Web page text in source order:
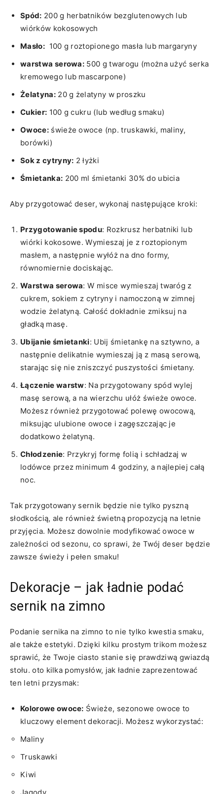
Spód: 200 g‌ herbatników bezglutenowych ​lub
wiórków kokosowych
Masło:​ 100 g ‍roztopionego masła ⁢lub margaryny
warstwa ⁣serowa: 500 g twarogu (można użyć serka
kremowego lub mascarpone)
Żelatyna:20 g żelatyny w proszku
Cukier: 100 g cukru (lub według smaku)
Owoce:świeże‌ owoce ⁤(np. truskawki, maliny,
borówki)
Sok z cytryny: 2 łyżki
Śmietanka: 200 ml śmietanki 30% do ubicia
Aby przygotować deser, wykonaj następujące kroki:
Przygotowanie spodu: Rozkrusz herbatniki ‍lub
wiórki‌ kokosowe. Wymieszaj je z roztopionym
masłem, a następnie wyłóż na⁤ dno formy,
równomiernie‌ dociskając.
Warstwa serowa: ⁣W misce wymieszaj twaróg z
cukrem, sokiem z⁣ cytryny i namoczoną w zimnej
⁢wodzie żelatyną. Całość⁢ dokładnie⁤ zmiksuj na
gładką​ masę.
Ubijanie śmietanki: Ubij śmietankę na sztywno, a
następnie delikatnie wymieszaj ją z masą⁤ serową,
starając się nie zniszczyć puszystości⁢ śmietany.
Łączenie warstw: Na przygotowany spód wylej
‍masę⁣ serową, ‍a na wierzchu ułóż świeże owoce.
Możesz również‍ przygotować polewę owocową,
miksując ulubione owoce i zagęszczając je
‍dodatkowo żelatyną.
Chłodzenie: ​Przykryj formę folią ⁤i schładzaj w
lodówce przez minimum 4‍ godziny, a najlepiej całą
noc.
Tak przygotowany sernik będzie nie tylko pyszną​
słodkością, ale ‍również świetną propozycją na letnie‌
przyjęcia. Możesz dowolnie modyfikować owoce w
zależności​ od sezonu, co sprawi, że Twój deser będzie
zawsze ⁤świeży i pełen⁣ smaku!
Dekoracje – ⁤jak​ ładnie podać
sernik na zimno
Podanie sernika ‍na zimno ⁤to nie⁣ tylko kwestia smaku,
ale ‍także estetyki. Dzięki kilku prostym trikom ‍możesz
sprawić, że Twoje ciasto stanie się prawdziwą⁣ gwiazdą
stołu. oto kilka pomysłów, ​jak ‌ładnie zaprezentować
ten ​letni przysmak:
Kolorowe owoce: Świeże, sezonowe⁣ owoce to
kluczowy element dekoracji. Możesz wykorzystać:
Maliny
Truskawki
Kiwi